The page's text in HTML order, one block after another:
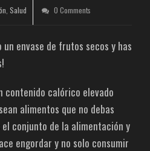
Salud 0 Comments
envase de frutos secos y has
contenido calórico elevado
alimentos que no debas
el conjunto de la alimentación y
engordar y no solo consumir